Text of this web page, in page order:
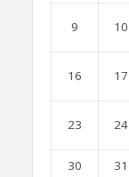
9 10
16 17
23 24
30
31